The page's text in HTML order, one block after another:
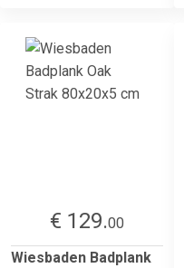
€ 129.00
Wiesbaden Badplank